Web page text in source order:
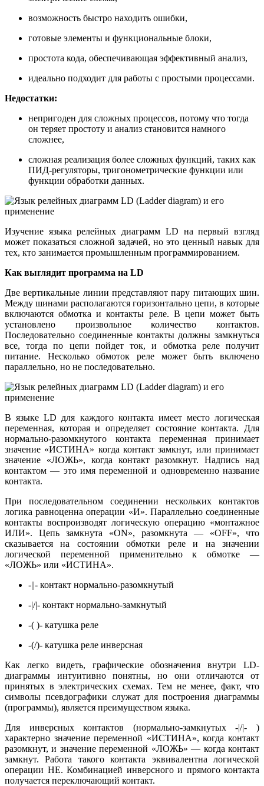
возможность быстро находить ошибки,
готовые элементы и функциональные блоки,
простота кода, обеспечивающая эффективный анализ,
идеально подходит для работы с простыми процессами.
Недостатки:
непригоден для сложных процессов, потому что тогда
он теряет простоту и анализ становится намного
сложнее,
сложная реализация более сложных функций, таких как
ПИД-регуляторы, тригонометрические функции или
функции обработки данных.
Изучение языка релейных диаграмм LD на первый взгляд
может показаться сложной задачей, но это ценный навык для
тех, кто занимается промышленным программированием.
Как выглядит программа на LD
Две вертикальные линии представляют пару питающих шин.
Между шинами располагаются горизонтально цепи, в которые
включаются обмотка и контакты реле. В цепи может быть
установлено произвольное количество контактов.
Последовательно соединенные контакты должны замкнуться
все, тогда по цепи пойдет ток, и обмотка реле получит
питание. Несколько обмоток реле может быть включено
параллельно, но не последовательно.
В языке LD для каждого контакта имеет место логическая
переменная, которая и определяет состояние контакта. Для
нормально-разомкнутого контакта переменная принимает
значение «ИСТИНА» когда контакт замкнут, или принимает
значение «ЛОЖЬ», когда контакт разомкнут. Надпись над
контактом — это имя переменной и одновременно название
контакта.
При последовательном соединении нескольких контактов
логика равноценна операции «И». Параллельно соединенные
контакты воспроизводят логическую операцию «монтажное
ИЛИ». Цепь замкнута «ON», разомкнута — «OFF», что
сказывается на состоянии обмотки реле и на значении
логической переменной применительно к обмотке —
«ЛОЖЬ» или «ИСТИНА».
-||- контакт нормально-разомкнутый
-|/|- контакт нормально-замкнутый
-( )- катушка реле
-(/)- катушка реле инверсная
Как легко видеть, графические обозначения внутри LD-
диаграммы интуитивно понятны, но они отличаются от
принятых в электрических схемах. Тем не менее, факт, что
символы псевдографики служат для построения диаграммы
(программы), является преимуществом языка.
Для инверсных контактов (нормально-замкнутых -|/|- )
характерно значение переменной «ИСТИНА», когда контакт
разомкнут, и значение переменной «ЛОЖЬ» — когда контакт
замкнут. Работа такого контакта эквивалентна логической
операции НЕ. Комбинацией инверсного и прямого контакта
получается переключающий контакт.